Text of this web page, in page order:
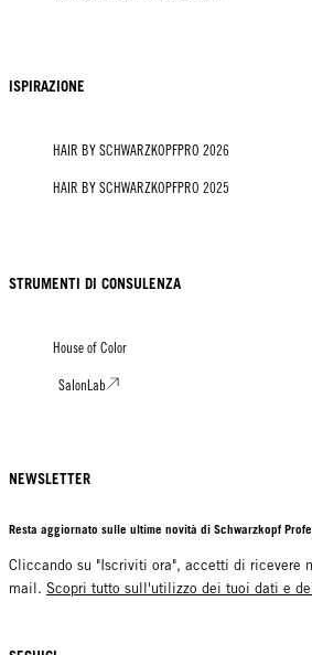
ISPIRAZIONE
HAIR BY SCHWARZKOPFPRO 2026
HAIR BY SCHWARZKOPFPRO 2025
STRUMENTI DI CONSULENZA
House of Color
SalonLab
NEWSLETTER
Resta aggiornato sulle ultime novità di Schwarzkopf
Cliccando su "Iscriviti ora", accetti di ricevere
mail. Scopri tutto sull'utilizzo dei tuoi dati e